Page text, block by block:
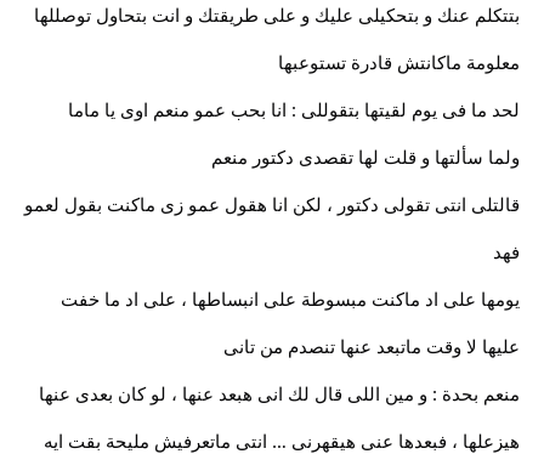
بتتكلم عنك و بتحكيلى عليك و على طريقتك و انت بتحاول توصللها
معلومة ماكانتش قادرة تستوعبها
لحد ما فى يوم لقيتها بتقوللى : انا بحب عمو منعم اوى يا ماما
ولما سألتها و قلت لها تقصدى دكتور منعم
قالتلى انتى تقولى دكتور ، لكن انا هقول عمو زى ماكنت بقول لعمو
فهد
يومها على اد ماكنت مبسوطة على انبساطها ، على اد ما خفت
عليها لا وقت ماتبعد عنها تنصدم من تانى
منعم بحدة : و مين اللى قال لك انى هبعد عنها ، لو كان بعدى عنها
هيزعلها ، فبعدها عنى هيقهرنى … انتى ماتعرفيش مليحة بقت ايه